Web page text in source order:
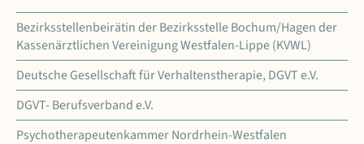
Bezirksstellenbeirätin der Bezirksstelle Bochum/Hagen der
Kassenärztlichen Vereinigung Westfalen-Lippe (KVWL)
Deutsche Gesellschaft für Verhaltenstherapie, DGVT e.V.
DGVT- Berufsverband e.V.
Psychotherapeutenkammer Nordrhein-Westfalen